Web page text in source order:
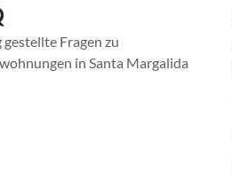
gestellte Fragen zu
in Santa Margalida